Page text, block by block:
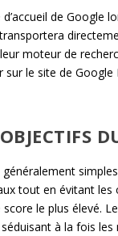
de Google
moteur de
le site de
tout en évitant les
le plus élevé.
à la fois les